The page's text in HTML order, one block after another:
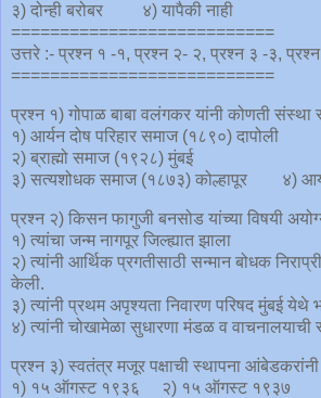
३) दोन्ही बरोबर ४) यापैकी नाही
===========================
उत्तरे :- प्रश्न १ -१, प्रश्न २- २, प्रश्न ३ -३,
===========================
प्रश्न १) गोपाळ बाबा वलंगकर यांनी कोणती
१) आर्यन दोष परिहार समाज (१८९०) दापोली
२) ब्राह्मो समाज (१९२८) मुंबई
३) सत्यशोधक समाज (१८७३) कोल्हापूर ४)
प्रश्न २) किसन फागुजी बनसोड यांच्या विषयी
१) त्यांचा जन्म नागपूर जिल्ह्यात झाला
२) त्यांनी आर्थिक प्रगतीसाठी सन्मान बोधक
केली.
३) त्यांनी प्रथम अपृश्यता निवारण परिषद मुंबई
४) त्यांनी चोखामेळा सुधारणा मंडळ व वाचनालयाची
प्रश्न ३) स्वतंत्र मजूर पक्षाची स्थापना
१) १५ ऑगस्ट १९३६ २) १५ ऑगस्ट १९३७